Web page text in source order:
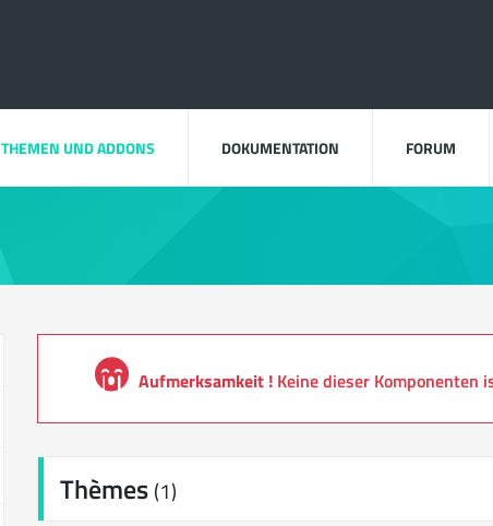
THEMEN UND ADDONS DOKUMENTATION FORUM
Aufmerksamkeit !Keine dieser Komponenten
Thèmes (1)